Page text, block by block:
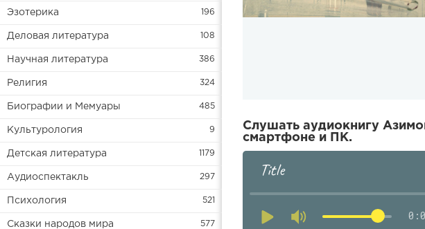
Эзотерика 196
Деловая литература 108
Научная литература 386
Религия 324
Биографии и Мемуары 485
Культурология 9
Детская литература 1179
Аудиоспектакль 297
Психология 521
Сказки народов мира 577
Слушать аудиокнигу
смартфоне и ПК.
Title